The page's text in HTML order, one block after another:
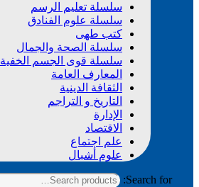
سلسلة تعليم الرسم
سلسلة علوم الفنادق
كتب طهى
سلسلة الصحة والجمال
سلسلة قوى الجسم الخفية
المعارف العامة
الثقافة الدينية
التاريخ و التراجم
الإدارة
الاقتصاد
علم اجتماع
علوم أشبال
Search for: